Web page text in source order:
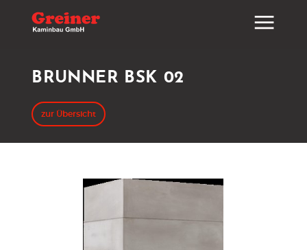
BRUNNER BSK 02
zur Übersicht